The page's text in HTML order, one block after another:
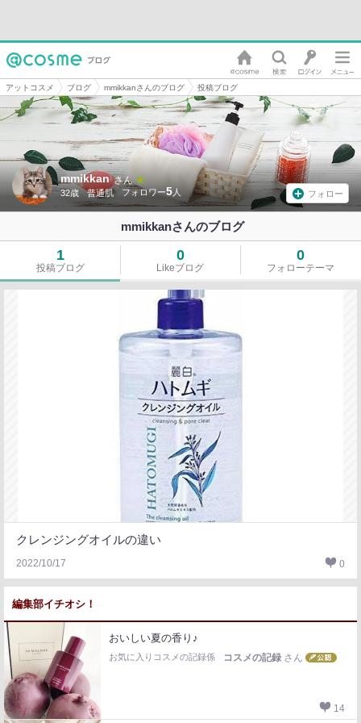
アットコスメ ブログ mmikkanさんのブログ 投稿ブログ
mmikkan さん
32歳 普通肌 5 フォロー
mmikkanさんのブログ
1
投稿ブログ
0
Likeブログ
0
フォローテーマ
クレンジングオイルの違い
2022/10/17 0
編集部イチオシ！
おいしい夏の香り♪
お気に入りコスメの記録係 コスメの記録 さん
14